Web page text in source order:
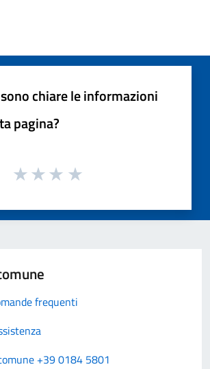
chiare le informazioni
pagina?
frequenti
+39 0184 5801